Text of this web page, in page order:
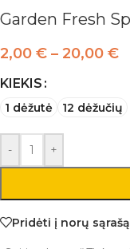
Garden Fresh
2,00 € – 20,00 €
KIEKIS
1 dėžutė 12 dėžučių
- +
Pridėti į norų sąrašą